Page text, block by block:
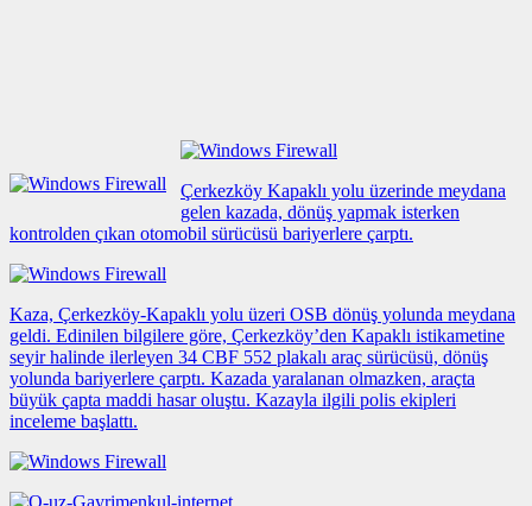
Çerkezköy Kapaklı yolu üzerinde meydana
gelen kazada, dönüş yapmak isterken
kontrolden çıkan otomobil sürücüsü bariyerlere çarptı.
Kaza, Çerkezköy-Kapaklı yolu üzeri OSB dönüş yolunda meydana
geldi. Edinilen bilgilere göre, Çerkezköy’den Kapaklı istikametine
seyir halinde ilerleyen 34 CBF 552 plakalı araç sürücüsü, dönüş
yolunda bariyerlere çarptı. Kazada yaralanan olmazken, araçta
büyük çapta maddi hasar oluştu. Kazayla ilgili polis ekipleri
inceleme başlattı.